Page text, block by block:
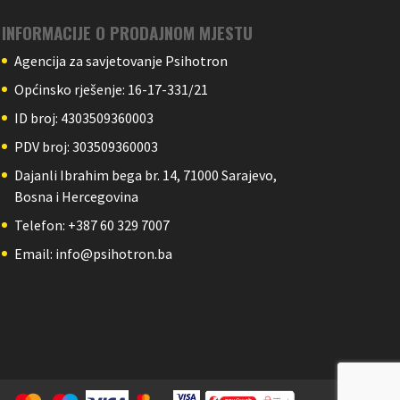
INFORMACIJE O PRODAJNOM MJESTU
Agencija za savjetovanje Psihotron
Općinsko rješenje: 16-17-331/21
ID broj: 4303509360003
PDV broj: 303509360003
Dajanli Ibrahim bega br. 14, 71000 Sarajevo,
Bosna i Hercegovina
Telefon: +387 60 329 7007
Email: info@psihotron.ba